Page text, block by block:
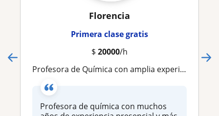
Florencia
Primera clase gratis
$ 20000/h
Profesora de Química con amplia experiencia
Profesora de química con muchos